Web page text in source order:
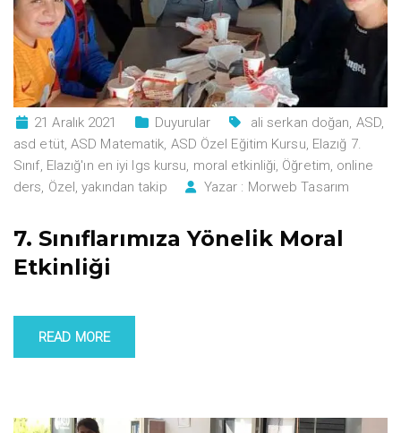
21 Aralık 2021 Duyurular ali serkan doğan, ASD,
asd etüt,ASD Matematik, ASD Özel Eğitim Kursu, Elazığ 7.
Sınıf, Elazığ'ın en iyi lgs kursu, moral etkinliği, Öğretim, online
ders, Özel,yakından takip Yazar : Morweb Tasarım
7. Sınıflarımıza Yönelik Moral
Etkinliği
READ MORE